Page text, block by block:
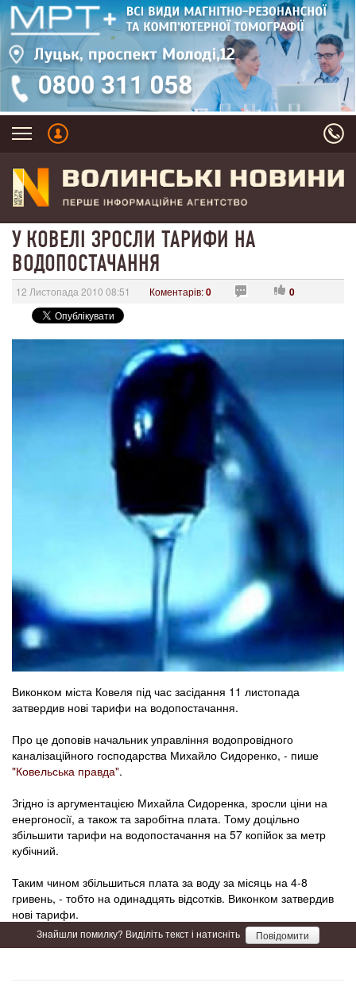
У КОВЕЛІ ЗРОСЛИ ТАРИФИ НА
ВОДОПОСТАЧАННЯ
12 Листопада 2010 08:51 Коментарів:0 0
Виконком міста Ковеля під час засідання 11 листопада
затвердив нові тарифи на водопостачання.
Про це доповів начальник управління водопровідного
каналізаційного господарства Михайло Сидоренко, - пише
"Ковельська правда".
Згідно із аргументацією Михайла Сидоренка, зросли ціни на
енергоносії, а також та заробітна плата. Тому доцільно
збільшити тарифи на водопостачання на 57 копійок за метр
кубічний.
Таким чином збільшиться плата за воду за місяць на 4-8
гривень, - тобто на одинадцять відсотків. Виконком затвердив
нові тарифи.
Знайшли помилку? Виділіть текст і натисніть Повідомити